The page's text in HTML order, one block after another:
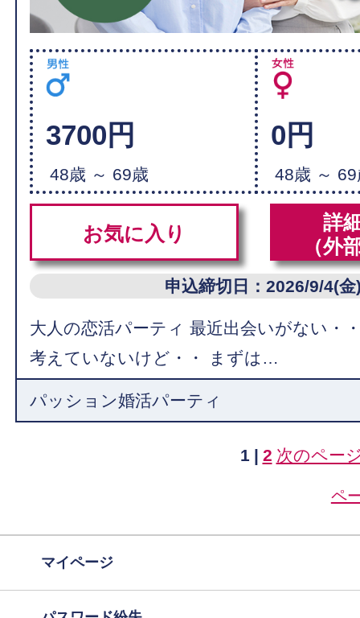
3700円
48歳 ～ 69歳
0円
48歳 ～
お気に入り
詳
（外
申込締切日：2026/9/4(金
大人の恋活パーティ 最近出会いがない・
考えていないけど・・ まずは…
パッション婚活パーティ
1 | 2 次のペー
ペ
マイページ